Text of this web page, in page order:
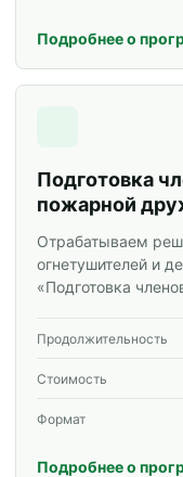
Подробнее о
Подготовка
пожарной
Отрабатываем
огнетушителей и
«Подготовка
Продолжительность
Стоимость
Формат
Подробнее о